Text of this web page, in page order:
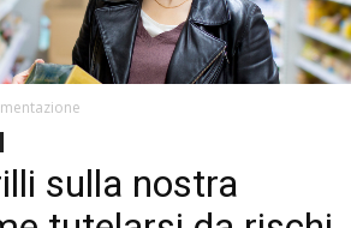
sulla nostra